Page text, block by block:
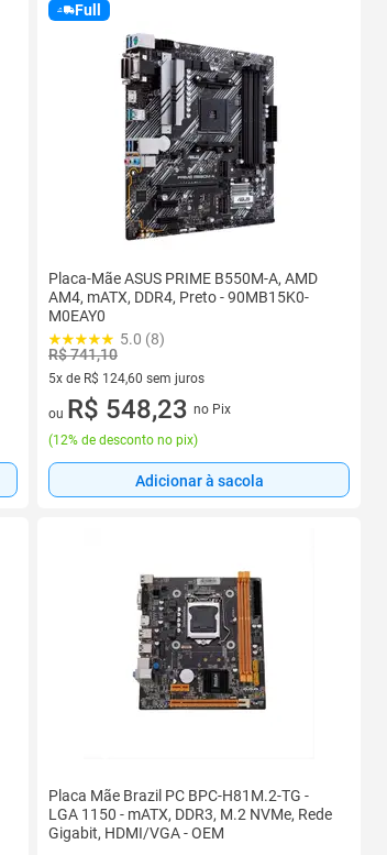
Full
Placa-Mãe ASUS PRIME B550M-A, AMD
AM4, mATX, DDR4, Preto - 90MB15K0-
M0EAY0
5.0 (8)
R$ 741,10
5x de R$ 124,60 sem juros
5 vez de R$ 124,60 sem juros
ou R$ 548,23 no Pix
(12% de desconto no pix)
Adicionar à sacola
Placa Mãe Brazil PC BPC-H81M.2-TG -
LGA 1150 - mATX, DDR3, M.2 NVMe, Rede
Gigabit, HDMI/VGA - OEM